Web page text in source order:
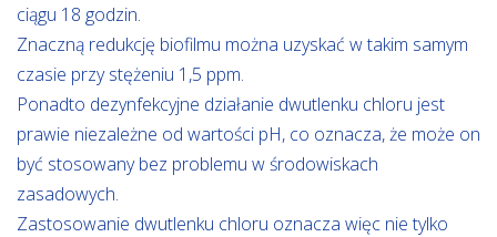
ciągu 18 godzin.
Znaczną redukcję biofilmu można uzyskać w takim samym
czasie przy stężeniu 1,5 ppm.
Ponadto dezynfekcyjne działanie dwutlenku chloru jest
prawie niezależne od wartości pH, co oznacza, że może on
być stosowany bez problemu w środowiskach
zasadowych.
Zastosowanie dwutlenku chloru oznacza więc nie tylko